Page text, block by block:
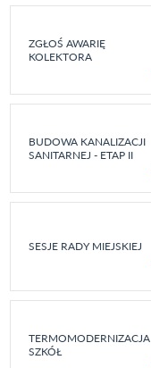
ZGŁOŚ AWARIĘ
KOLEKTORA
BUDOWA KANALIZACJI
SANITARNEJ - ETAP II
SESJE RADY MIEJSKIEJ
TERMOMODERNIZACJA
SZKÓŁ